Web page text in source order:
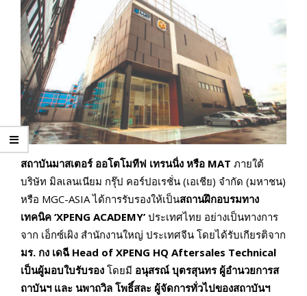
สถาบันมาสเตอร์ ออโตโมทีฟ เทรนนิ่ง หรือ MAT ภายใต้
บริษัท มิลเลนเนียม กรุ๊ป คอร์ปอเรชั่น (เอเชีย) จำกัด (มหาชน)
หรือ MGC-ASIA ได้การรับรองให้เป็นสถานฝึกอบรมทาง
เทคนิค ‘XPENG ACADEMY’ ประเทศไทย อย่างเป็นทางการ
จาก เอ็กซ์เผิง สำนักงานใหญ่ ประเทศจีน โดยได้รับเกียรติจาก
มร. กง เดฉี Head of XPENG HQ Aftersales Technical
เป็นผู้มอบใบรับรอง โดยมี อนุสรณ์ บุตรสุนทร ผู้อำนวยการส
ถาบันฯ และ นพาถวิล โพธิ์สละ ผู้จัดการทั่วไปของสถาบันฯ